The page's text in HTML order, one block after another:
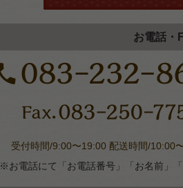
お電話・
受付時間/9:00〜19:00 配送時間/10:00
※お電話にて「お電話番号」「お名前」